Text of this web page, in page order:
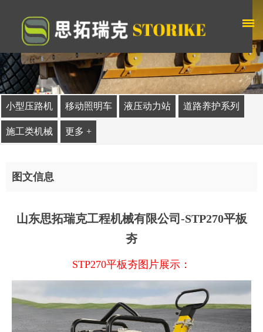
小型压路机 移动照明车 液压动力站 道路养护系列
施工类机械 更多 +
图文信息
山东思拓瑞克工程机械有限公司-STP270平板
夯
STP270平板夯图片展示：